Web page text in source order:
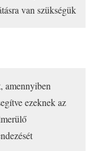
van szükségük
amennyiben
ezeknek az